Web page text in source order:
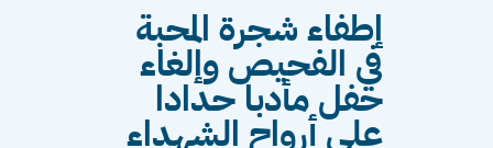
إطفاء شجرة المحبة
في الفحيص وإلغاء
حفل مأدبا حدادا
على أرواح الشهداء